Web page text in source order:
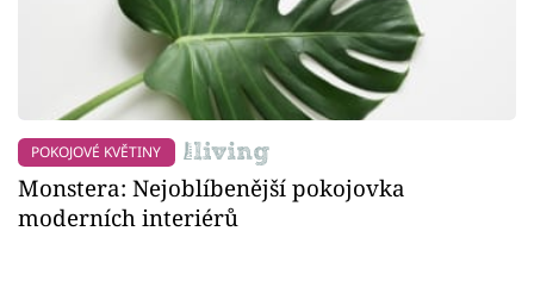
POKOJOVÉ KVĚTINY
Monstera: Nejoblíbenější pokojovka
moderních interiérů